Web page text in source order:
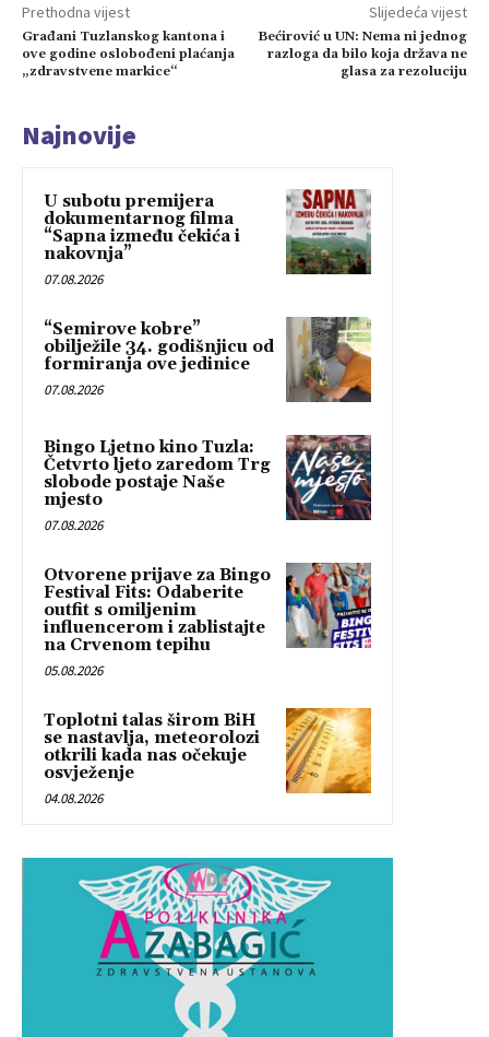
Prethodna vijest
Građani Tuzlanskog kantona i
ove godine oslobođeni plaćanja
„zdravstvene markice“
Slijedeća vijest
Bećirović u UN: Nema ni jednog
razloga da bilo koja država ne
glasa za rezoluciju
Najnovije
U subotu premijera
dokumentarnog filma
“Sapna između čekića i
nakovnja”
07.08.2026
“Semirove kobre”
obilježile 34. godišnjicu od
formiranja ove jedinice
07.08.2026
Bingo Ljetno kino Tuzla:
Četvrto ljeto zaredom Trg
slobode postaje Naše
mjesto
07.08.2026
Otvorene prijave za Bingo
Festival Fits: Odaberite
outfit s omiljenim
influencerom i zablistajte
na Crvenom tepihu
05.08.2026
Toplotni talas širom BiH
se nastavlja, meteorolozi
otkrili kada nas očekuje
osvježenje
04.08.2026